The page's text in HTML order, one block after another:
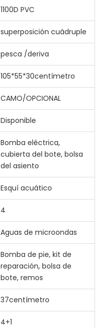
1100D PVC
superposición cuádruple
pesca /deriva
105*55*30centímetro
CAMO/OPCIONAL
Disponible
Bomba eléctrica,
cubierta del bote, bolsa
del asiento
Esquí acuático
4
Aguas de microondas
Bomba de pie, kit de
reparación, bolsa de
bote, remos
37centímetro
4+1